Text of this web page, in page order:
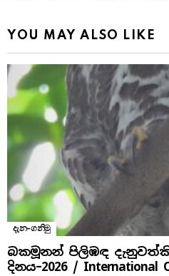
YOU MAY ALSO LIKE
දැන-ගනිමු
බකමූනන් පිලිඹඳ
දිනය​–2026 / International